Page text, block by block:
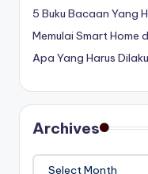
5 Buku Bacaan Yang
Memulai Smart Home
Apa Yang Harus
Archives
Archives